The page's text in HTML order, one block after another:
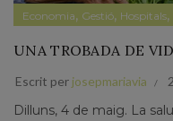
Economia, Gestió, Hospitals,
UNA TROBADA DE
Escrit per josepmariavia
Dilluns, 4 de maig. La